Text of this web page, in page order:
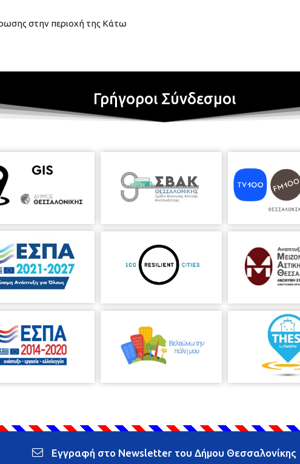
στην περιοχή της Κάτω
Γρήγοροι Σύνδεσμοι
Εγγραφή στο Newsletter του Δήμου Θεσσαλονίκης